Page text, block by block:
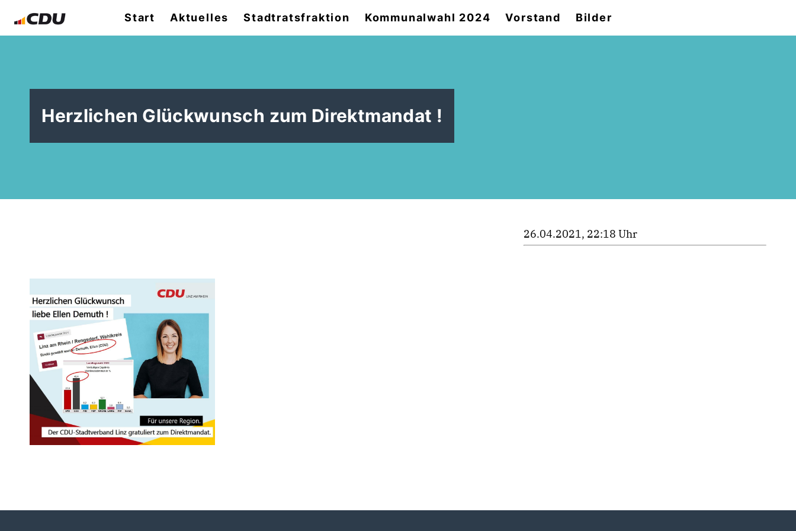
Start Aktuelles Stadtratsfraktion Kommunalwahl 2024 Vorstand Bilder
Herzlichen Glückwunsch zum Direktmandat !
26.04.2021, 22:18 Uhr